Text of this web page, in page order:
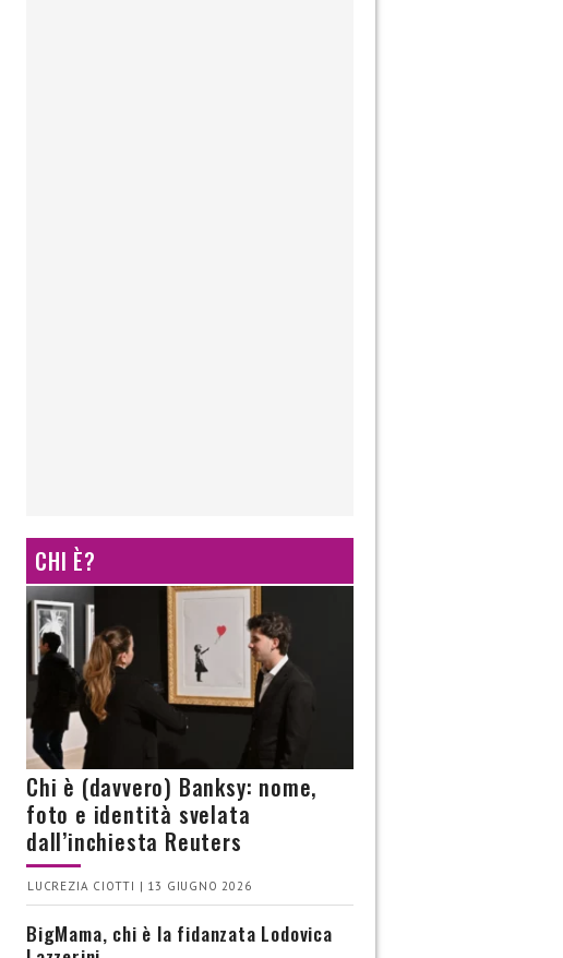
CHI È?
Chi è (davvero) Banksy: nome,
foto e identità svelata
dall’inchiesta Reuters
LUCREZIA CIOTTI | 13 GIUGNO 2026
BigMama, chi è la fidanzata Lodovica